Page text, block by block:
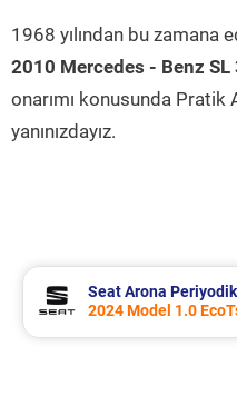
1968 yılından bu zamana
2010 Mercedes - Benz SL
onarımı konusunda
yanınızdayız.
Seat Arona
2024 Model 1.0